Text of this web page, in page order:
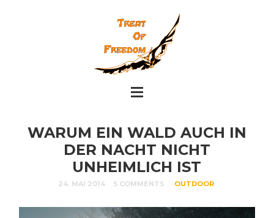
WARUM EIN WALD AUCH IN
DER NACHT NICHT
UNHEIMLICH IST
24. MAI 2014 5 COMMENTS OUTDOOR